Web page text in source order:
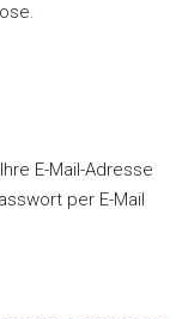
E-Mail-Adresse
per E-Mail